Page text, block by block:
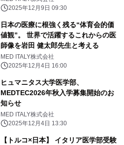
2025年12月9日 09:30
日本の医療に根強く残る“体育会的価
値観”。 世界で活躍するこれからの医
師像を岩田 健太郎先生と考える
MED ITALY株式会社
2025年12月4日 16:00
ヒュマニタス大学医学部、
MEDTEC2026年秋入学募集開始のお
知らせ
MED ITALY株式会社
2025年12月4日 13:30
【トルコ×日本】 イタリア医学部受験